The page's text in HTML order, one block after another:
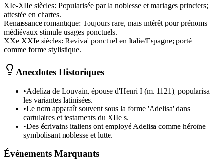
XIe-XIIe siècles: Popularisée par la noblesse et mariages princiers;
attestée en chartes.
Renaissance romantique: Toujours rare, mais intérêt pour prénoms
médiévaux stimule usages ponctuels.
XXe-XXIe siècles: Revival ponctuel en Italie/Espagne; porté
comme forme stylistique.
Anecdotes Historiques
•Adeliza de Louvain, épouse d'Henri I (m. 1121), popularisa
les variantes latinisées.
•Le nom apparaît souvent sous la forme 'Adelisa' dans
cartulaires et testaments du XIIe s.
•Des écrivains italiens ont employé Adelisa comme héroïne
symbolisant noblesse et lutte.
Événements Marquants